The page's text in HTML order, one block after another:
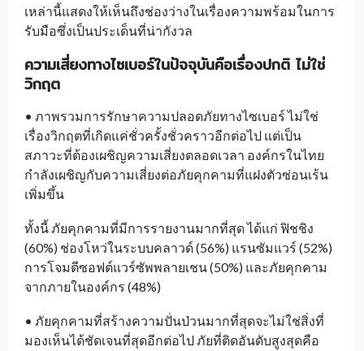
เหล่านี้แสดงให้เห็นถึงช่องว่างในเรื่องความพร้อมในการ
รับมือซึ่งเป็นประเด็นที่น่ากังวล
ความเสี่ยงทางไซเบอร์ในปัจจุบันคือเรื่องปกติ ไม่ใช่
วิกฤต
• ภาพรวมการรักษาความปลอดภัยทางไซเบอร์ ไม่ใช่
เรื่องวิกฤตที่เกิดแค่ชั่วครั้งชั่วคราวอีกต่อไป แต่เป็น
สภาวะที่ต้องเผชิญความเสี่ยงตลอดเวลา องค์กรในไทย
กำลังเผชิญกับความเสี่ยงต่อภัยคุกคามที่แฝงตัวซ่อนเร้น
เพิ่มขึ้น
ทั้งนี้ ภัยคุกคามที่มีการรายงานมากที่สุด ได้แก่ ฟิชชิง
(60%) ช่องโหว่ในระบบคลาวด์ (56%) แรนซัมแวร์ (52%)
การโจมตีซอฟต์แวร์ซัพพลายเชน (50%) และภัยคุกคาม
จากภายในองค์กร (48%)
• ภัยคุกคามที่สร้างความปั่นป่วนมากที่สุดจะไม่ใช่สิ่งที่
มองเห็นได้ชัดเจนที่สุดอีกต่อไป ภัยที่ติดอันดับสูงสุดคือ